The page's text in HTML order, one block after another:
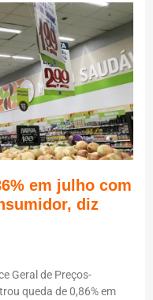
em julho com
diz
Geral de Preços-
queda de 0,86% em